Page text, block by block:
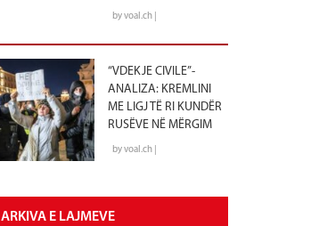
by voal.ch |
“VDEKJE CIVILE”-
ANALIZA: KREMLINI
ME LIGJ TË RI KUNDËR
RUSËVE NË MËRGIM
by voal.ch |
ARKIVA E LAJMEVE